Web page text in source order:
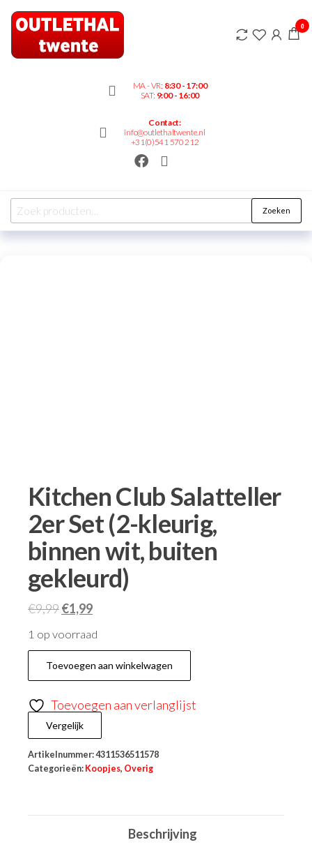
Outlethaltwente.nl
– altijd iets te
MA - VR: 8:30 - 17:00
SAT: 9:00 - 16:00
Contact:
info@outlethaltwente.nl
+31(0)541 570 212
0
Zoeken
Kitchen Club Salatteller
2er Set (2-kleurig,
binnen wit, buiten
gekleurd)
€9,99€1,99
1 op voorraad
Toevoegen aan winkelwagen
Toevoegen aan verlanglijst
Vergelijk
Artikelnummer:4311536511578
Categorieën: Koopjes, Overig
Beschrijving